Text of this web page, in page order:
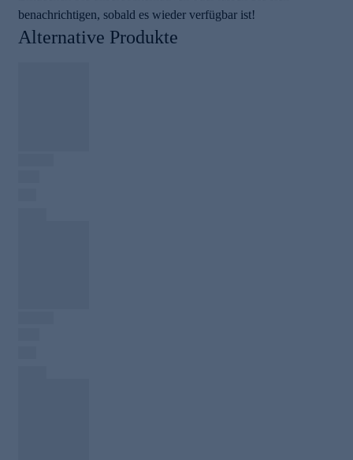
benachrichtigen, sobald es wieder verfügbar ist!
Alternative Produkte